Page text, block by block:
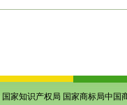
国家知识产权局 国家商标局中国